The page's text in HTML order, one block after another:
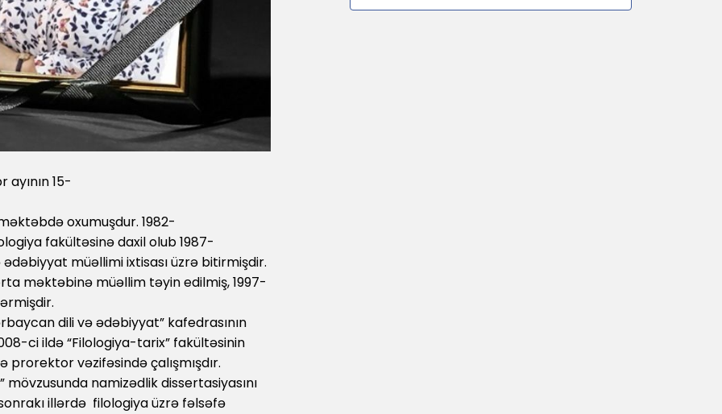
15-
oxumuşdur. 1982-
fakültəsinə daxil olub 1987-
müəllimi ixtisası üzrə bitirmişdir.
məktəbinə müəllim təyin edilmiş, 1997-
dili və ədəbiyyat” kafedrasının
ci ildə “Filologiya-tarix” fakültəsinin
prorektor vəzifəsində çalışmışdır.
mövzusunda namizədlik dissertasiyasını
illərdə filologiya üzrə fəlsəfə